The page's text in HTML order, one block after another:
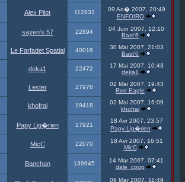
Alex Pilot 112832
09 Ao� 2007, 20:49
ENFOIRO
sayen's 57 22894
04 Juin 2007, 12:10
Bast'6
Le Farfadet Spatial 40016
30 Mai 2007, 21:03
Bast'6
deka1 22472
17 Mai 2007, 10:43
deka1
Lester 27976
02 Mai 2007, 19:43
Red Eagle
khofrai 19418
02 Mai 2007, 16:09
khofrai
Papy Lig�rien 17921
18 Avr 2007, 23:57
Papy Lig�rien
MicC 22070
18 Avr 2007, 16:51
MicC
Banchan 139945
14 Mar 2007, 07:41
dale_coop
09 Mar 2007, 11:49